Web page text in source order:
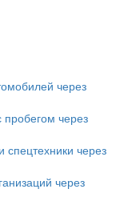
через
через
спецтехники через
через